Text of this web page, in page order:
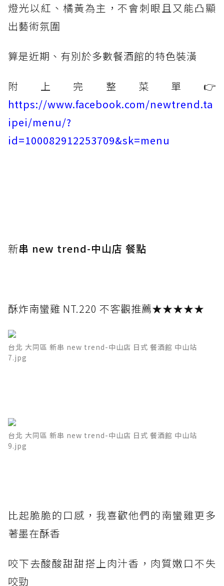
燈光以紅、橘黃為主，不會刺眼且又能凸顯
出藝術氛圍
算是近期、有別於多數餐酒館的特色裝潢
附上完整菜單👉
https://www.facebook.com/newtrend.ta
ipei/menu/?
id=100082912253709&sk=menu
新串 new trend-中山店 餐點
酥炸南蠻雞 NT.220 不客觀推薦★★★★★
台北 大同區 新串 new trend-中山店 日式 餐酒館 中山站
7.jpg
台北 大同區 新串 new trend-中山店 日式 餐酒館 中山站
9.jpg
比起脆脆的口感，我喜歡他們的南蠻雞更多
著墨在酥香
咬下去酸酸甜甜搭上肉汁香，肉質嫩口不失
咬勁